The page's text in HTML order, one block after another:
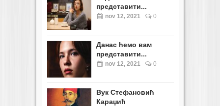
представити...
nov 12, 2021 0
Данас ћемо вам
представити...
nov 12, 2021 0
Вук Стефановић
Караџић